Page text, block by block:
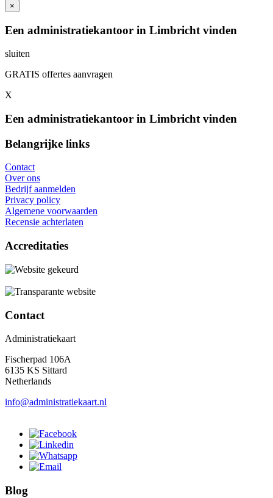
×
Een administratiekantoor in Limbricht vinden
sluiten
GRATIS offertes aanvragen
X
Een administratiekantoor in Limbricht vinden
Belangrijke links
Contact
Over ons
Bedrijf aanmelden
Privacy policy
Algemene voorwaarden
Recensie achterlaten
Accreditaties
Contact
Administratiekaart
Fischerpad 106A
6135 KS Sittard
Netherlands
info@administratiekaart.nl
Blog